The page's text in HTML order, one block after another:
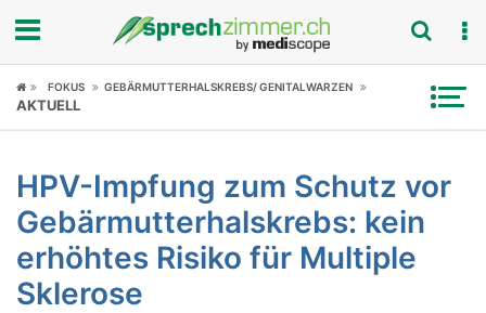
Fokus
Symptome
Untersuchungen
News
FOKUS GEBÄRMUTTERHALSKREBS/ GENITALWARZEN
AKTUELL
HPV-Impfung zum Schutz vor
Gebärmutterhalskrebs: kein
erhöhtes Risiko für Multiple
Sklerose